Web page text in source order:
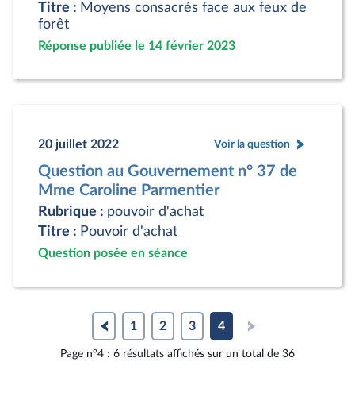
Titre : Moyens consacrés face aux feux de
forêt
Réponse publiée le 14 février 2023
20 juillet 2022 Voir la question
Question au Gouvernement n° 37 de
Mme Caroline Parmentier
Rubrique : pouvoir d'achat
Titre : Pouvoir d'achat
Question posée en séance
1 2 3 4
Page n°4 : 6 résultats affichés sur un total de 36